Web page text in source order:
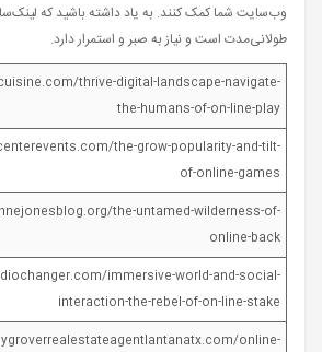
وب‌سایت شما کمک کنند. به یاد داشته باشید که
طولانی‌مدت است و نیاز به صبر و استمرار دارد.
thrive-digital-landscape-navigate-
the-humans-of-on-line-play
the-grow-popularity-and-tilt-
of-online-games
the-untamed-wilderness-of-
online-back
immersive-world-and-social-
interaction-the-rebel-of-on-line-stake
online-